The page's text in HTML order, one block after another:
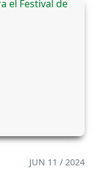
JUN 11 / 2024